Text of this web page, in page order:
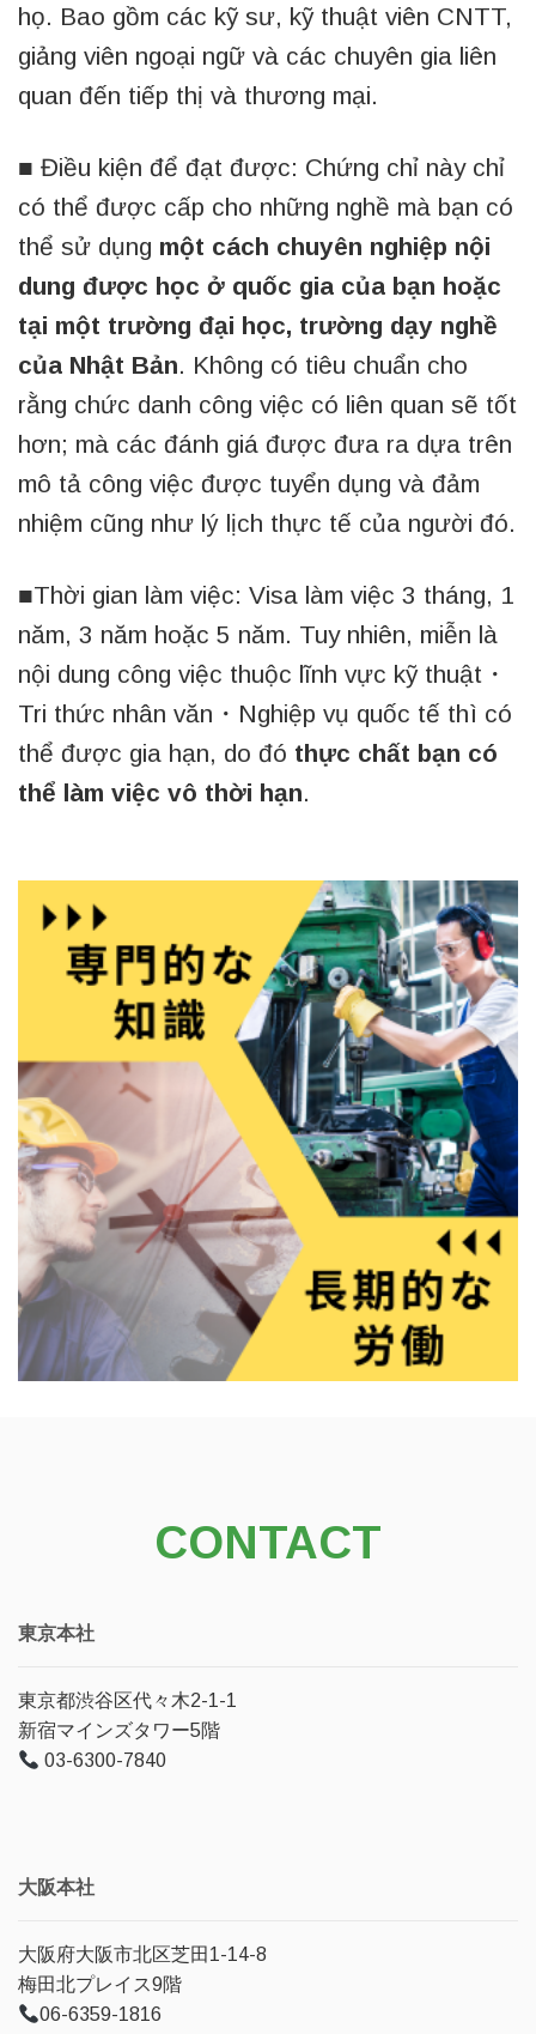
họ. Bao gồm các kỹ sư, kỹ thuật viên CNTT,
giảng viên ngoại ngữ và các chuyên gia liên
quan đến tiếp thị và thương mại.
■ Điều kiện để đạt được: Chứng chỉ này chỉ
có thể được cấp cho những nghề mà bạn có
thể sử dụng một cách chuyên nghiệp nội
dung được học ở quốc gia của bạn hoặc
tại một trường đại học, trường dạy nghề
của Nhật Bản. Không có tiêu chuẩn cho
rằng chức danh công việc có liên quan sẽ tốt
hơn; mà các đánh giá được đưa ra dựa trên
mô tả công việc được tuyển dụng và đảm
nhiệm cũng như lý lịch thực tế của người đó.
■Thời gian làm việc: Visa làm việc 3 tháng, 1
năm, 3 năm hoặc 5 năm. Tuy nhiên, miễn là
nội dung công việc thuộc lĩnh vực kỹ thuật・
Tri thức nhân văn・Nghiệp vụ quốc tế thì có
thể được gia hạn, do đó thực chất bạn có
thể làm việc vô thời hạn.
CONTACT
東京本社
東京都渋谷区代々木2-1-1
新宿マインズタワー5階
03-6300-7840
大阪本社
大阪府大阪市北区芝田1-14-8
梅田北プレイス9階
06-6359-1816